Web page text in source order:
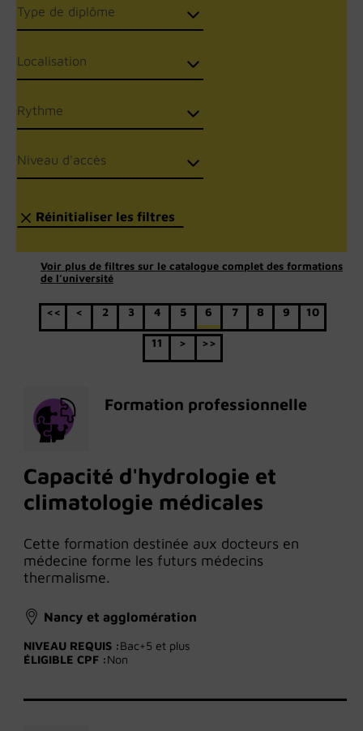
Voir plus de filtres sur le catalogue complet des formations
de l’université
<< < 2 3 4 5 6 7 8 9 10
11 > >>
Formation professionnelle
Capacité d'hydrologie et
climatologie médicales
Cette formation destinée aux docteurs en
médecine forme les futurs médecins
thermalisme.
Nancy et agglomération
NIVEAU REQUIS :Bac+5 et plus
ÉLIGIBLE CPF :Non